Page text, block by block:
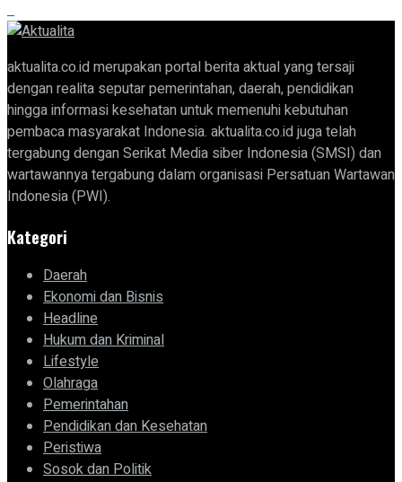
aktualita.co.id merupakan portal berita aktual yang tersaji
dengan realita seputar pemerintahan, daerah, pendidikan
hingga informasi kesehatan untuk memenuhi kebutuhan
pembaca masyarakat Indonesia. aktualita.co.id juga telah
tergabung dengan Serikat Media siber Indonesia (SMSI) dan
wartawannya tergabung dalam organisasi Persatuan Wartawan
Indonesia (PWI).
Kategori
Daerah
Ekonomi dan Bisnis
Headline
Hukum dan Kriminal
Lifestyle
Olahraga
Pemerintahan
Pendidikan dan Kesehatan
Peristiwa
Sosok dan Politik